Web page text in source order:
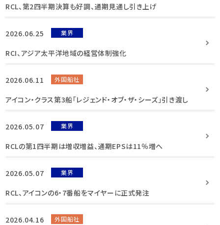
RCL、第2四半期決算も好調、通期見通し引き上げ
2026.06.25 業界
RCI、アジア太平洋地域の経営体制強化
2026.06.11 外国船社
アイコン・クラス第3船「レジェンド・オブ・ザ・シーズ」引き渡し
2026.05.07 業界
RCLの第1四半期は増収増益、通期EPSは11％増へ
2026.05.07 業界
RCL、アイコンの6・7番船をマイヤーに正式発注
2026.04.16 外国船社